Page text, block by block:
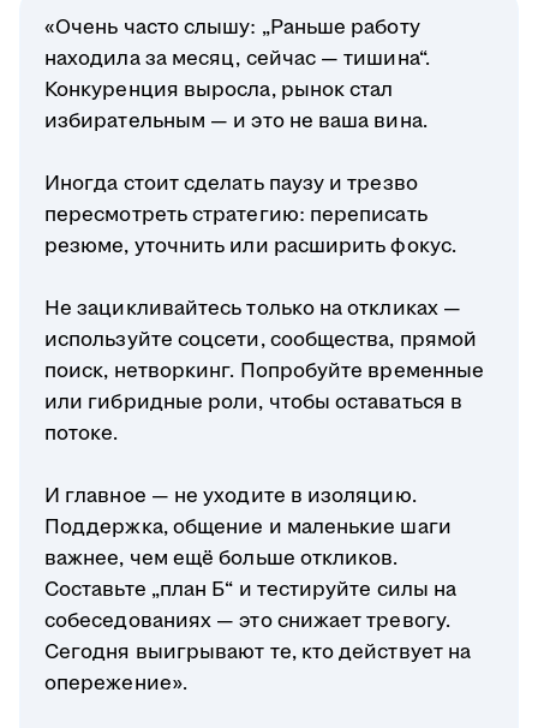
«Очень часто слышу: „Раньше работу
находила за месяц, сейчас — тишина“.
Конкуренция выросла, рынок стал
избирательным — и это не ваша вина.
Иногда стоит сделать паузу и трезво
пересмотреть стратегию: переписать
резюме, уточнить или расширить фокус.
Не зацикливайтесь только на откликах —
используйте соцсети, сообщества, прямой
поиск, нетворкинг. Попробуйте временные
или гибридные роли, чтобы оставаться в
потоке.
И главное — не уходите в изоляцию.
Поддержка, общение и маленькие шаги
важнее, чем ещё больше откликов.
Составьте „план Б“ и тестируйте силы на
собеседованиях — это снижает тревогу.
Сегодня выигрывают те, кто действует на
опережение».